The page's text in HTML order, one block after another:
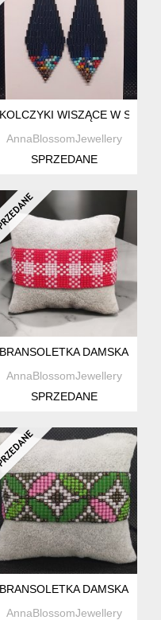
BOHO
KOLCZYKI WISZĄCE W
AnnaBlossomJewellery
SPRZEDANE
W STYLU VICHY
BRANSOLETKA DAMSKA Z
AnnaBlossomJewellery
SPRZEDANE
W STYLU BOHO
BRANSOLETKA DAMSKA Z
AnnaBlossomJewellery